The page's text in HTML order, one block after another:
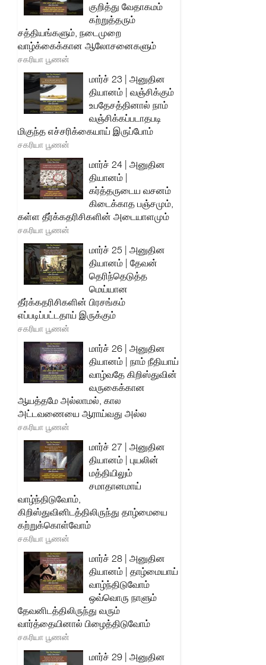
குறித்து வேதாகமம்
கற்றுத்தரும்
சத்தியங்களும், நடைமுறை
வாழ்க்கைக்கான ஆலோசனைகளும்
சகரியா பூணன்
மார்ச் 23 | அனுதின
தியானம் | வஞ்சிக்கும்
உபதேசத்தினால் நாம்
வஞ்சிக்கப்படாதபடி
மிகுந்த எச்சரிக்கையாய் இருப்போம்
சகரியா பூணன்
மார்ச் 24 | அனுதின
தியானம் |
கர்த்தருடைய வசனம்
கிடைக்காத பஞ்சமும்,
கள்ள தீர்க்கதரிசிகளின் அடையாளமும்
சகரியா பூணன்
மார்ச் 25 | அனுதின
தியானம் | தேவன்
தெரிந்தெடுத்த
மெய்யான
தீர்க்கதரிசிகளின் பிரசங்கம்
எப்படிப்பட்டதாய் இருக்கும்
சகரியா பூணன்
மார்ச் 26 | அனுதின
தியானம் | நாம் நீதியாய்
வாழ்வதே கிறிஸ்துவின்
வருகைக்கான
ஆயத்தமே அல்லாமல், கால
அட்டவணையை ஆராய்வது அல்ல
சகரியா பூணன்
மார்ச் 27 | அனுதின
தியானம் | புயலின்
மத்தியிலும்
சமாதானமாய்
வாழ்ந்திடுவோம்,
கிறிஸ்துவினிடத்திலிருந்து தாழ்மையை
கற்றுக்கொள்வோம்
சகரியா பூணன்
மார்ச் 28 | அனுதின
தியானம் | தாழ்மையாய்
வாழ்ந்திடுவோம்
ஒவ்வொரு நாளும்
தேவனிடத்திலிருந்து வரும்
வார்த்தையினால் பிழைத்திடுவோம்
சகரியா பூணன்
மார்ச் 29 | அனுதின